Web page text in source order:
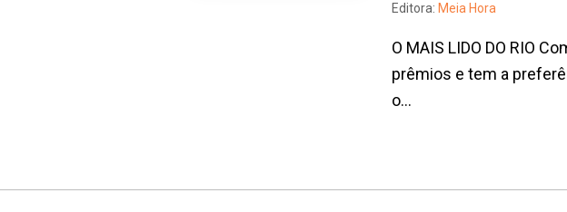
Editora: Meia Hora
O MAIS LIDO DO RIO
prêmios e tem a
o...